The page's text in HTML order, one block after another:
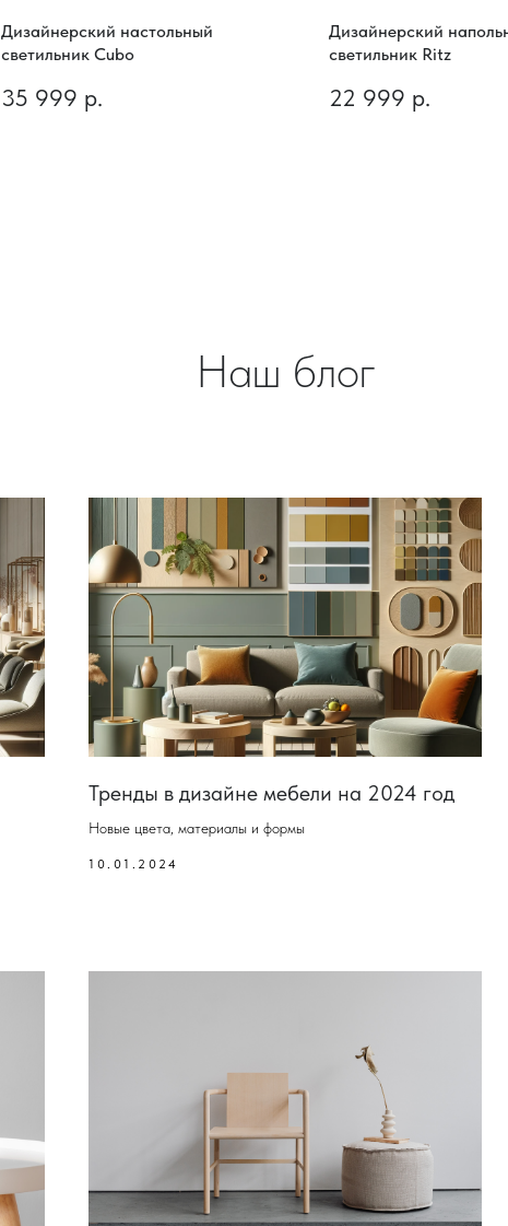
Дизайнерский настольный
светильник Cubo
35 999 р.
Дизайнерский
светильник Ritz
22 999 р.
Наш блог
Тренды в дизайне мебели на 2024 год
Новые цвета, материалы и формы
10.01.2024